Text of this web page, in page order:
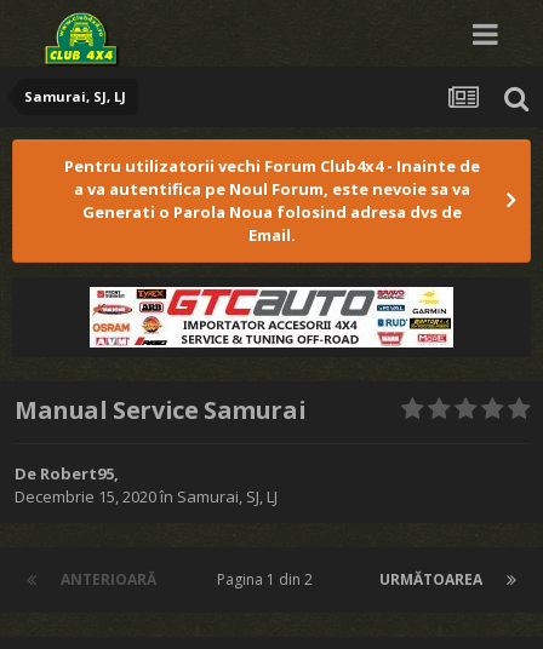
Samurai, SJ, LJ
Pentru utilizatorii vechi Forum Club4x4 - Inainte de
a va autentifica pe Noul Forum, este nevoie sa va
Generati o Parola Noua folosind adresa dvs de
Email.
Manual Service Samurai
De Robert95,
Decembrie 15, 2020în Samurai, SJ, LJ
ANTERIOARĂ URMĂTOAREA
Pagina 1 din 2